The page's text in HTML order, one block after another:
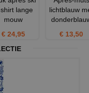
lange
mouw
€ 24,95
lichtblauw
€ 13,50